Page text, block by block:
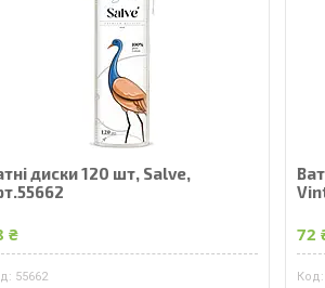
диски 120 шт, Salve,
₴
55662
72